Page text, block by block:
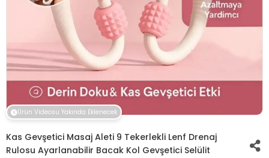
Ürün Videosu Yakında Eklenecek
Kas Gevşetici Masaj Aleti 9 Tekerlekli Lenf Drenaj
Rulosu Ayarlanabilir Bacak Kol Gevşetici Selülit